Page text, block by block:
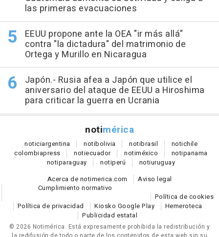
las primeras evacuaciones
EEUU propone ante la OEA "ir más allá"
contra "la dictadura" del matrimonio de
Ortega y Murillo en Nicaragua
Japón.- Rusia afea a Japón que utilice el
aniversario del ataque de EEUU a Hiroshima
para criticar la guerra en Ucrania
notimérica
noticiargentina notibolivia notibrasil notichile
colombiapress notiecuador notiméxico notipanama
notiparaguay notiperú notiuruguay
Acerca de notimerica.com
Aviso legal
Cumplimiento normativo
Política de cookies
Política de privacidad
Kiosko Google Play
Hemeroteca
Publicidad estatal
© 2026 Notimérica. Está expresamente prohibida la redistribución y